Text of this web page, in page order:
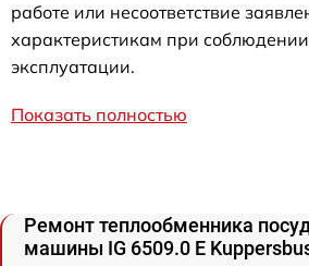
работе или несоответствие
характеристикам при
эксплуатации.
Показать полностью
Ремонт теплообменника
машины IG 6509.0 E